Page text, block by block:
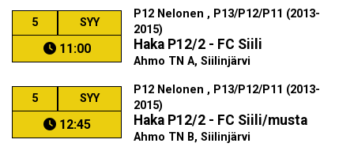
5 SYY
11:00
P12 Nelonen , P13/P12/P11 (2013-
2015)
Haka P12/2 - FC Siili
Ahmo TN A, Siilinjärvi
5 SYY
12:45
P12 Nelonen , P13/P12/P11 (2013-
2015)
Haka P12/2 - FC Siili/musta
Ahmo TN B, Siilinjärvi